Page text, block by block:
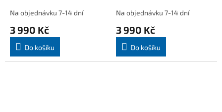
Na objednávku 7-14 dní
3 990 Kč
Do košíku
hnědá
Na objednávku 7-14 dní
3 990 Kč
Do košíku